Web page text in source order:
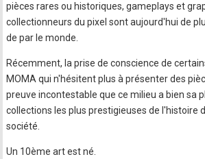
pièces rares ou historiques, gameplays et
collectionneurs du pixel sont aujourd'hui de
de par le monde.
Récemment, la prise de conscience de
MOMA qui n'hésitent plus à présenter des
preuve incontestable que ce milieu a bien sa
collections les plus prestigieuses de l'histoire
société.
Un 10ème art est né.